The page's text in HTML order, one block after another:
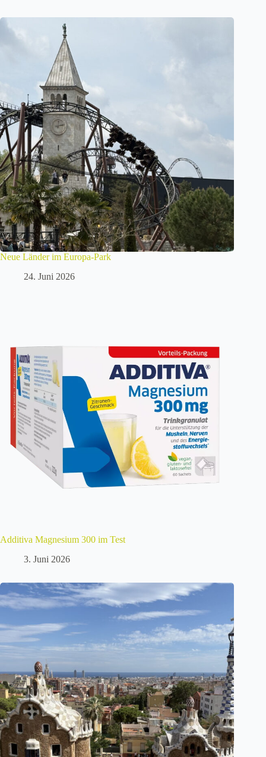
Neue Länder im Europa-Park
24. Juni 2026
Additiva Magnesium 300 im Test
3. Juni 2026